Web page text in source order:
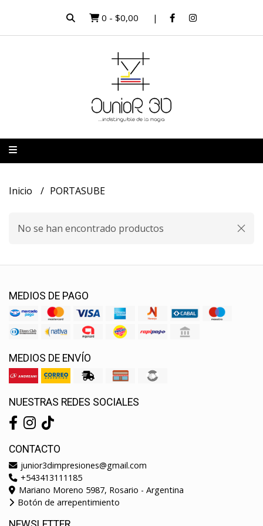
0 - $0,00
Inicio PORTASUBE
No se han encontrado productos
MEDIOS DE PAGO
MEDIOS DE ENVÍO
NUESTRAS REDES SOCIALES
CONTACTO
junior3dimpresiones@gmail.com
+543413111185
Mariano Moreno 5987, Rosario - Argentina
Botón de arrepentimiento